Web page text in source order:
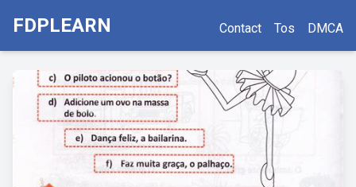
FDPLEARN Contact Tos DMCA